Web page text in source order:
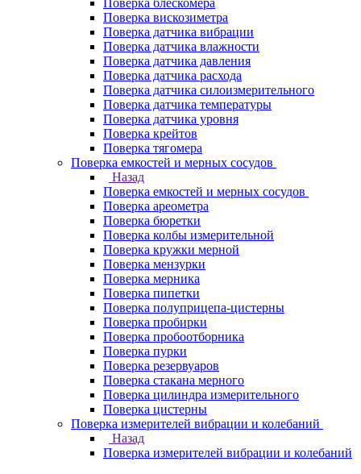
Поверка блескомера
Поверка вискозиметра
Поверка датчика вибрации
Поверка датчика влажности
Поверка датчика давления
Поверка датчика расхода
Поверка датчика силоизмерительного
Поверка датчика температуры
Поверка датчика уровня
Поверка крейтов
Поверка тягомера
Поверка емкостей и мерных сосудов
Назад
Поверка емкостей и мерных сосудов
Поверка ареометра
Поверка бюретки
Поверка колбы измерительной
Поверка кружки мерной
Поверка мензурки
Поверка мерника
Поверка пипетки
Поверка полуприцепа-цистерны
Поверка пробирки
Поверка пробоотборника
Поверка пурки
Поверка резервуаров
Поверка стакана мерного
Поверка цилиндра измерительного
Поверка цистерны
Поверка измерителей вибрации и колебаний
Назад
Поверка измерителей вибрации и колебаний